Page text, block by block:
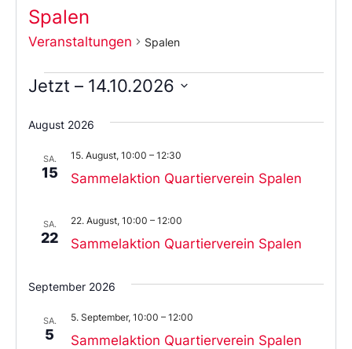
Spalen
Veranstaltungen Spalen
Jetzt – 14.10.2026
Sie
das
aus.
August 2026
SA.
15 Sammelaktion Quartierverein Spalen
15. August, 10:00 – 12:30
SA.
22 Sammelaktion Quartierverein Spalen
22. August, 10:00 – 12:00
September 2026
SA.
5 Sammelaktion Quartierverein Spalen
5. September, 10:00 – 12:00